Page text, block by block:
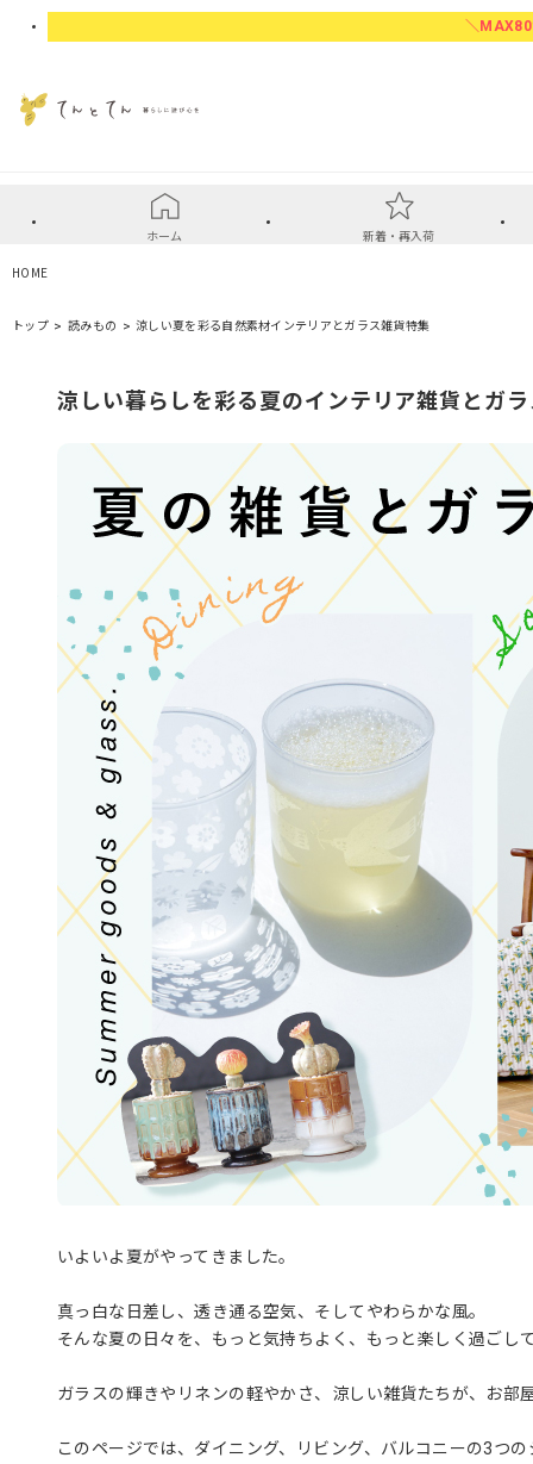
＼
ホーム 新着・再入荷
HOME
トップ 読みもの 涼しい夏を彩る自然素材インテリアとガラス雑貨特集
涼しい暮らしを彩る夏のインテリア雑貨とガ
いよいよ夏がやってきました。
真っ白な日差し、透き通る空気、そしてやわらかな風。
そんな夏の日々を、もっと気持ちよく、もっと楽しく過ごし
ガラスの輝きやリネンの軽やかさ、涼しい雑貨たちが、お部
このページでは、ダイニング、リビング、バルコニーの3つ